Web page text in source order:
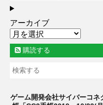
アーカイブ
購読する
ゲーム開発会社サイバーコ